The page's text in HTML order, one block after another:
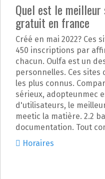
Quel est le
gratuit en france
Créé en mai 2022? Ces
450 inscriptions par
chacun. Oulfa est un
personnelles. Ces
les plus connus.
sérieux, adopteunmec
d'utilisateurs, le
meetic la matière. 2.2
documentation. Tout
Horaires